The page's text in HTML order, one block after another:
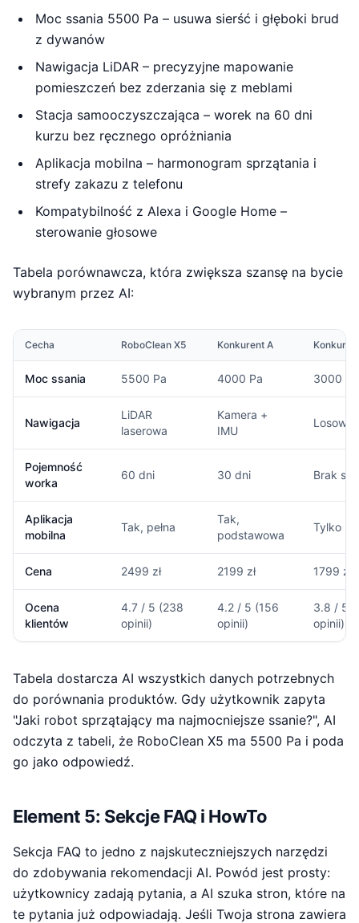
Moc ssania 5500 Pa – usuwa sierść i głęboki brud
z dywanów
Nawigacja LiDAR – precyzyjne mapowanie
pomieszczeń bez zderzania się z meblami
Stacja samooczyszczająca – worek na 60 dni
kurzu bez ręcznego opróżniania
Aplikacja mobilna – harmonogram sprzątania i
strefy zakazu z telefonu
Kompatybilność z Alexa i Google Home –
sterowanie głosowe
Tabela porównawcza, która zwiększa szansę na bycie
wybranym przez AI:
Cecha RoboClean X5 Konkurent A
Moc ssania 5500 Pa 4000 Pa 3000 Pa
Nawigacja
LiDAR
laserowa
Kamera +
IMU
Losowa
Pojemność
worka
60 dni 30 dni Brak
Aplikacja
mobilna
Tak, pełna
Tak,
podstawowa
Tylko
Cena 2499 zł 2199 zł 1799 zł
Ocena
klientów
4.7 / 5 (238
opinii)
4.2 / 5 (156
opinii)
3.8 / 5
opinii)
Tabela dostarcza AI wszystkich danych potrzebnych
do porównania produktów. Gdy użytkownik zapyta
"Jaki robot sprzątający ma najmocniejsze ssanie?", AI
odczyta z tabeli, że RoboClean X5 ma 5500 Pa i poda
go jako odpowiedź.
Element 5: Sekcje FAQ i HowTo
Sekcja FAQ to jedno z najskuteczniejszych narzędzi
do zdobywania rekomendacji AI. Powód jest prosty:
użytkownicy zadają pytania, a AI szuka stron, które na
te pytania już odpowiadają. Jeśli Twoja strona zawiera